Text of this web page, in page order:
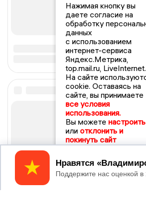
Нажимая кнопку вы
даете согласие на
обработку
данных
с использованием
интернет-сервиса
Яндекс.Метрика,
top.mail.ru, LiveInternet.
На сайте
cookie. Оставаясь на
сайте, вы принимаете
все условия
использования.
Вы можете настроить
или отклонить и
покинуть сайт
Принять